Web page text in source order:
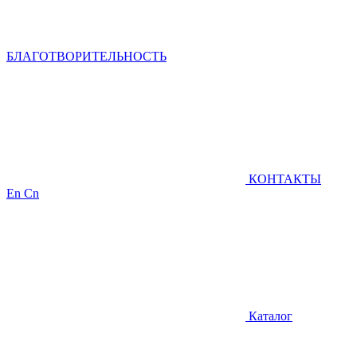
БЛАГОТВОРИТЕЛЬНОСТЬ
КОНТАКТЫ
En Cn
Каталог